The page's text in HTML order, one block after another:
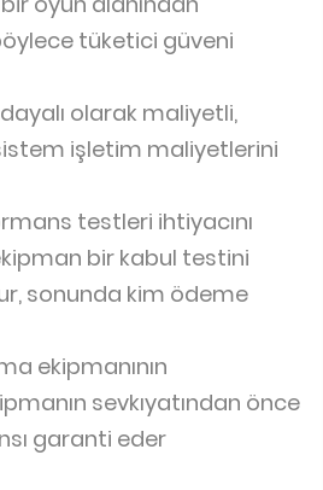
tüketici güveni
olarak maliyetli,
işletim maliyetlerini
testleri ihtiyacını
bir kabul testini
sonunda kim ödeme
ekipmanının
sevkıyatından önce
garanti eder